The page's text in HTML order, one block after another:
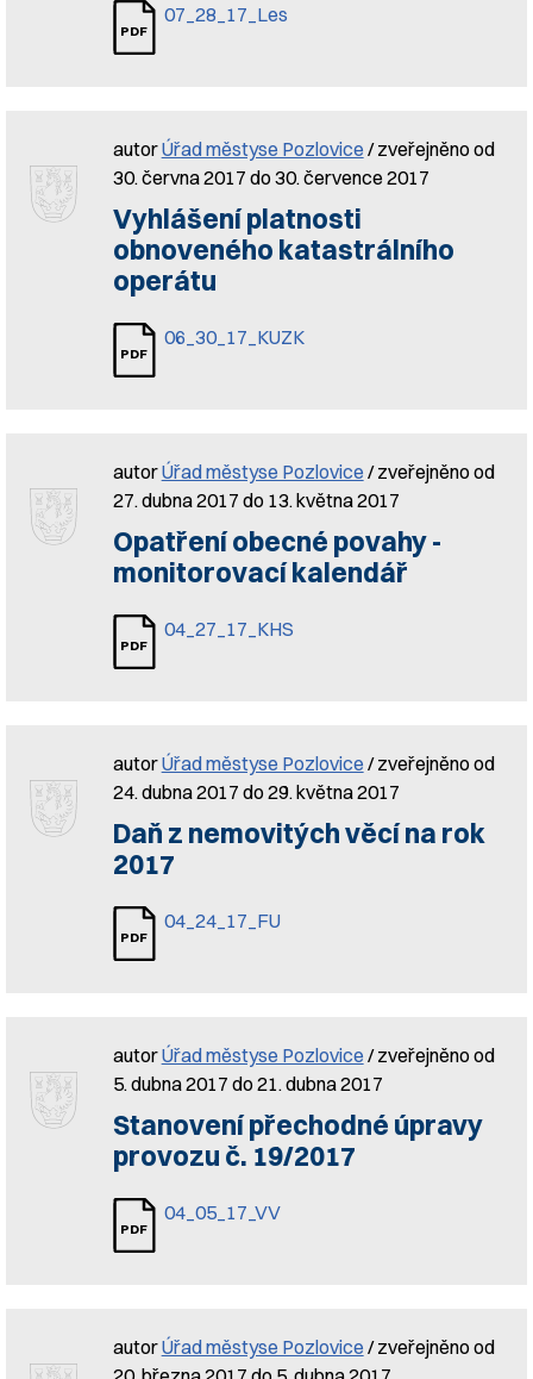
07_28_17_Les
autorÚřad městyse Pozlovice / zveřejněno od
30. června 2017 do 30. července 2017
Vyhlášení platnosti
obnoveného katastrálního
operátu
06_30_17_KUZK
autorÚřad městyse Pozlovice / zveřejněno od
27. dubna 2017 do 13. května 2017
Opatření obecné povahy -
monitorovací kalendář
04_27_17_KHS
autorÚřad městyse Pozlovice / zveřejněno od
24. dubna 2017 do 29. května 2017
Daň z nemovitých věcí na rok
2017
04_24_17_FU
autorÚřad městyse Pozlovice / zveřejněno od
5. dubna 2017 do 21. dubna 2017
Stanovení přechodné úpravy
provozu č. 19/2017
04_05_17_VV
autorÚřad městyse Pozlovice / zveřejněno od